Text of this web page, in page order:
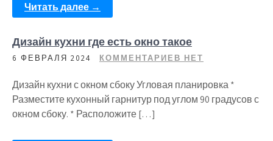
Читать далее →
Дизайн кухни где есть окно такое
6 ФЕВРАЛЯ 2024 КОММЕНТАРИЕВ НЕТ
Дизайн кухни с окном сбоку Угловая планировка *
Разместите кухонный гарнитур под углом 90 градусов с
окном сбоку. * Расположите […]